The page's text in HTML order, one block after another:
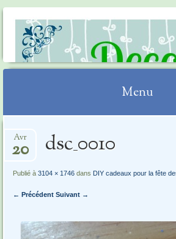
DECO2SEV
Menu
au
dsc_0010
Avr
20
Publié à3104 × 1746 dans DIY cadeaux pour la fête
← Précédent Suivant →